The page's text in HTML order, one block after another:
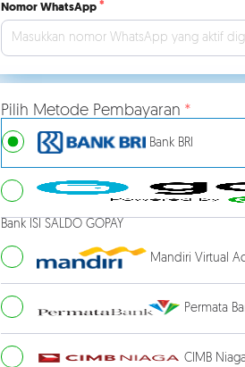
Nomor WhatsApp
Pilih Metode Pembayaran
Bank BRI
Bank ISI SALDO GOPAY
Mandiri Virtual
Permata
CIMB